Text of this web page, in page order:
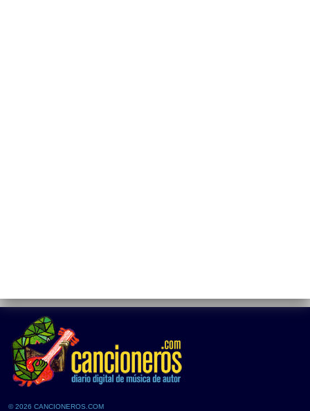
© 2026 CANCIONEROS.COM